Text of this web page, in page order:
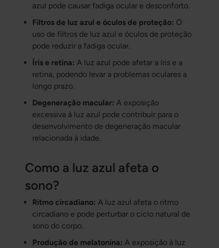
azul pode causar fadiga ocular e desconforto.
Filtros de luz azul e óculos de proteção: O
uso de filtros de luz azul e óculos de proteção
pode reduzir a fadiga ocular.
Íris e retina: A luz azul pode afetar a íris e a
retina, podendo levar a problemas oculares a
longo prazo.
Degeneração macular: A exposição
excessiva à luz azul pode contribuir para o
desenvolvimento de degeneração macular
relacionada à idade.
Como a luz azul afeta o
sono?
Ritmo circadiano: A luz azul afeta o ritmo
circadiano e pode perturbar o ciclo natural de
sono do corpo.
Produção de melatonina: A exposição à luz